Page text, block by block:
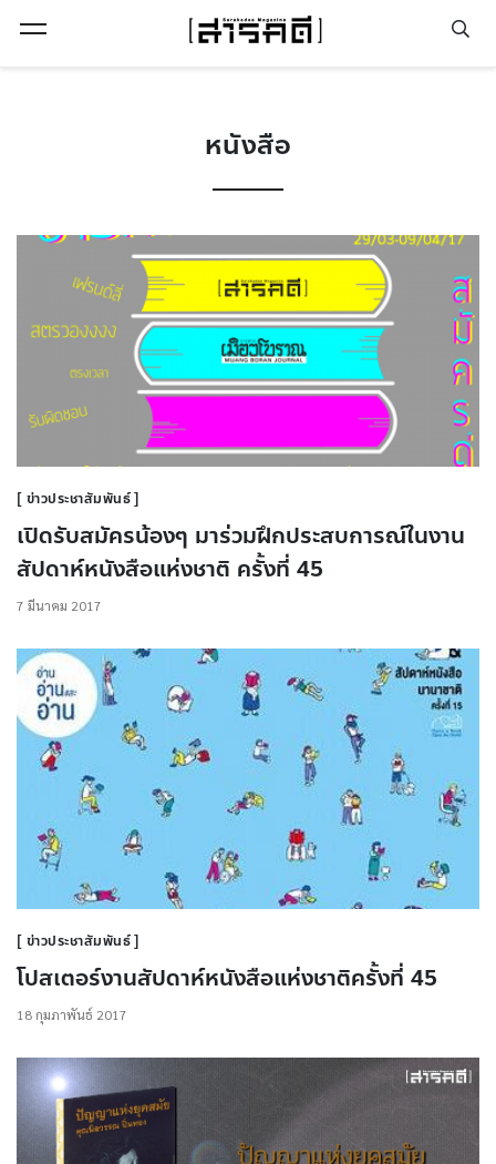
หนังสือ
ข่าวประชาสัมพันธ์
เปิดรับสมัครน้องๆ มาร่วมฝึกประสบการณ์ในงาน
สัปดาห์หนังสือแห่งชาติ ครั้งที่ 45
7 มีนาคม 2017
ข่าวประชาสัมพันธ์
โปสเตอร์งานสัปดาห์หนังสือแห่งชาติครั้งที่ 45
18 กุมภาพันธ์ 2017